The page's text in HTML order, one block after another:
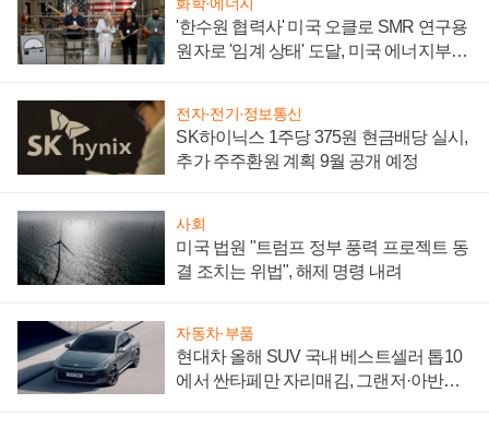
화학·에너지
'한수원 협력사' 미국 오클로 SMR 연구용
원자로 '임계 상태' 도달, 미국 에너지부
전자·전기·정보통신
SK하이닉스 1주당 375원 현금배당 실시,
추가 주주환원 계획 9월 공개 예정
사회
미국 법원 "트럼프 정부 풍력 프로젝트 동
결 조치는 위법", 해제 명령 내려
자동차·부품
현대차 올해 SUV 국내 베스트셀러 톱10
에서 싼타페만 자리매김, 그랜저·아반떼